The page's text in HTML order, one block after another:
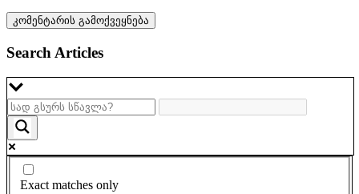
Search Articles
Exact matches only